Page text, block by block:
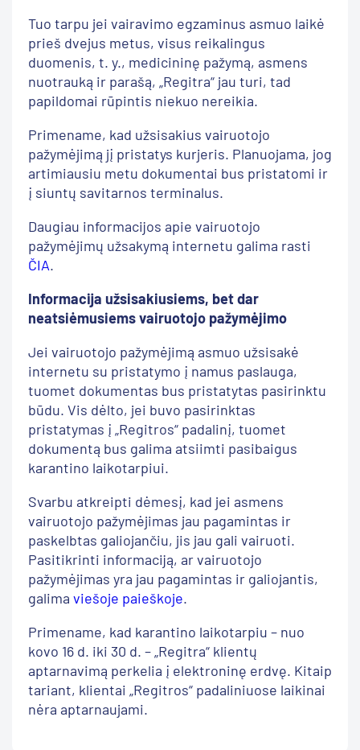
Tuo tarpu jei vairavimo egzaminus asmuo laikė
prieš dvejus metus, visus reikalingus
duomenis, t. y., medicininę pažymą, asmens
nuotrauką ir parašą, „Regitra“ jau turi, tad
papildomai rūpintis niekuo nereikia.
Primename, kad užsisakius vairuotojo
pažymėjimą jį pristatys kurjeris. Planuojama, jog
artimiausiu metu dokumentai bus pristatomi ir
į siuntų savitarnos terminalus.
Daugiau informacijos apie vairuotojo
pažymėjimų užsakymą internetu galima rasti
ČIA.
Informacija užsisakiusiems, bet dar
neatsiėmusiems vairuotojo pažymėjimo
Jei vairuotojo pažymėjimą asmuo užsisakė
internetu su pristatymo į namus paslauga,
tuomet dokumentas bus pristatytas pasirinktu
būdu. Vis dėlto, jei buvo pasirinktas
pristatymas į „Regitros“ padalinį, tuomet
dokumentą bus galima atsiimti pasibaigus
karantino laikotarpiui.
Svarbu atkreipti dėmesį, kad jei asmens
vairuotojo pažymėjimas jau pagamintas ir
paskelbtas galiojančiu, jis jau gali vairuoti.
Pasitikrinti informaciją, ar vairuotojo
pažymėjimas yra jau pagamintas ir galiojantis,
galima viešoje paieškoje.
Primename, kad karantino laikotarpiu – nuo
kovo 16 d. iki 30 d. – „Regitra“ klientų
aptarnavimą perkelia į elektroninę erdvę. Kitaip
tariant, klientai „Regitros“ padaliniuose laikinai
nėra aptarnaujami.